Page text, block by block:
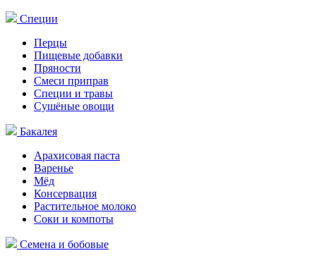
Специи
Перцы
Пищевые добавки
Пряности
Смеси приправ
Специи и травы
Сушёные овощи
Бакалея
Арахисовая паста
Варенье
Мёд
Консервация
Растительное молоко
Соки и компоты
Семена и бобовые